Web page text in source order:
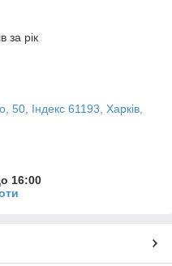
за рік
50, Індекс 61193, Харків,
16:00